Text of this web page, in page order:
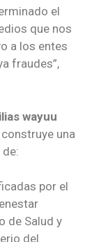
el
que nos
a los entes
fraudes”,
wayuu
una
por el
de Salud y
del